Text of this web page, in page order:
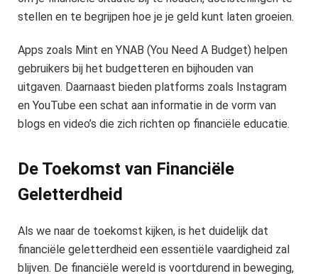
stellen en te begrijpen hoe je je geld kunt laten groeien.
Apps zoals Mint en YNAB (You Need A Budget) helpen
gebruikers bij het budgetteren en bijhouden van
uitgaven. Daarnaast bieden platforms zoals Instagram
en YouTube een schat aan informatie in de vorm van
blogs en video’s die zich richten op financiële educatie.
De Toekomst van Financiële
Geletterdheid
Als we naar de toekomst kijken, is het duidelijk dat
financiële geletterdheid een essentiële vaardigheid zal
blijven. De financiële wereld is voortdurend in beweging,